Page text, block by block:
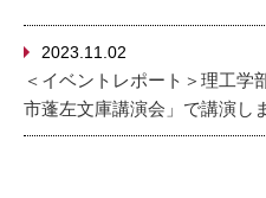
2023.11.02
＜イベントレポート＞理工学
市蓬左文庫講演会」で講演し